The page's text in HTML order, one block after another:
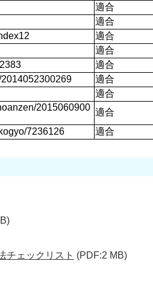
適合
適合
適合
適合
適合
適合
適合
2015060900 適合
7236126
適合
チェックリスト (PDF:2 MB)